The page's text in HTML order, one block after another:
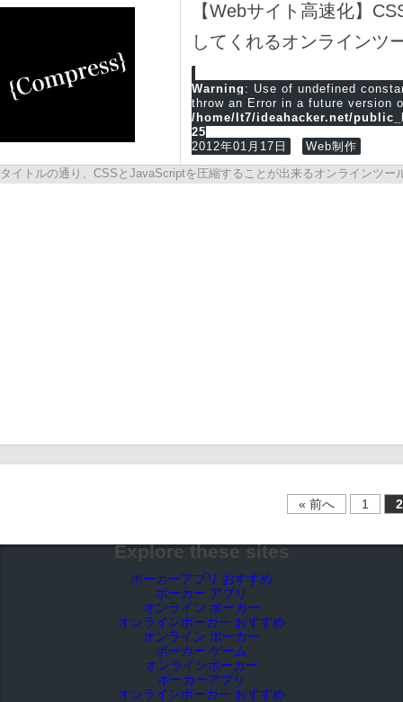
【Webサイト高速化】
してくれるオンラインツ
Warning : Use of undefined
throw an Error in a future version
/home/lt7/ideahacker.net/
25
2012年01月17日
Web制作
タイトルの通り、CSSとJavaScriptを圧縮することが出来るオンラインツ
« 前へ 1 2
Explore these sites
ポーカーアプリ おすすめ
ポーカー アプリ
オンライン ポーカー
オンラインポーカー おすすめ
オンライン ポーカー
ポーカー ゲーム
オンラインポーカー
ポーカーアプリ
オンラインポーカー おすすめ